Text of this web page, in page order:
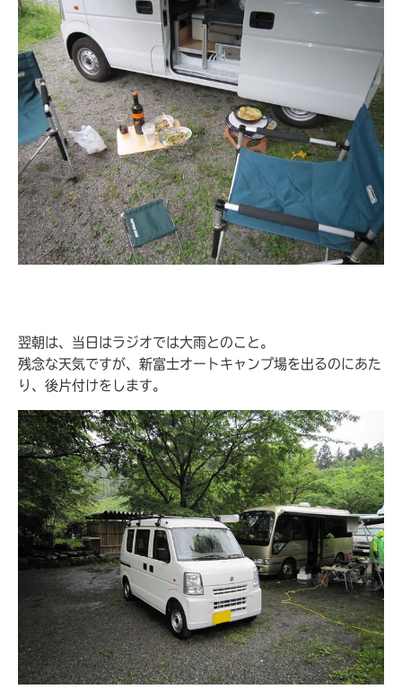
翌朝は、当日はラジオでは大雨とのこと。
残念な天気ですが、新富士オートキャンプ場を出るのにあた
り、後片付けをします。